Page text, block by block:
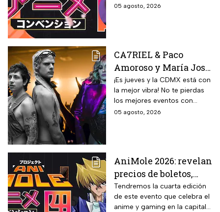
y 13 de septiembre
05 agosto, 2026
CA7RIEL & Paco
Amoroso y María José
prenden la CDMX este
jueves 6 de agosto;
sedes, horarios y
precios de boletos
¡Es jueves y la CDMX está con
la mejor vibra! No te pierdas
los mejores eventos con
artistas de primer nivel.
05 agosto, 2026
AniMole 2026: revelan
precios de boletos,
fechas y actividades
confirmadas
Tendremos la cuarta edición
de este evento que celebra el
anime y gaming en la capital